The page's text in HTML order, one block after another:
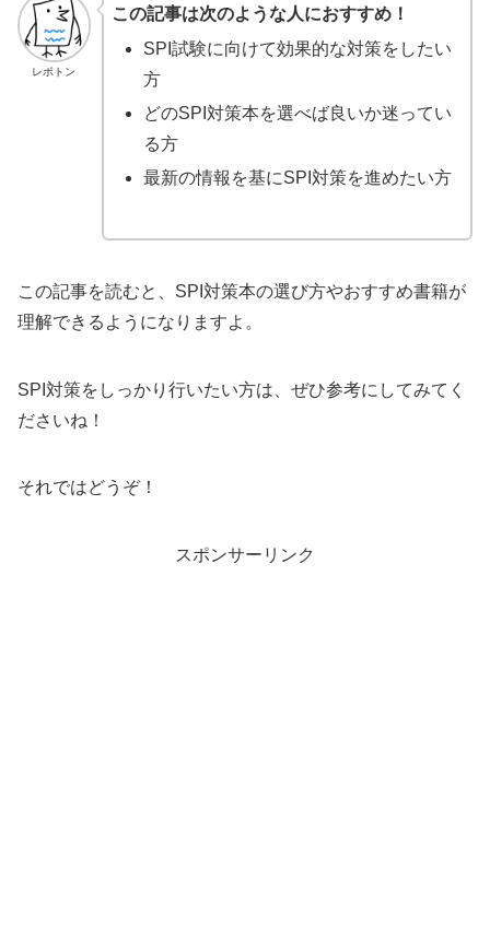
レポトン
この記事は次のような人におすすめ！
SPI試験に向けて効果的な対策をしたい
方
どのSPI対策本を選べば良いか迷ってい
る方
最新の情報を基にSPI対策を進めたい方
この記事を読むと、SPI対策本の選び方やおすすめ書籍が
理解できるようになりますよ。
SPI対策をしっかり行いたい方は、ぜひ参考にしてみてく
ださいね！
それではどうぞ！
スポンサーリンク